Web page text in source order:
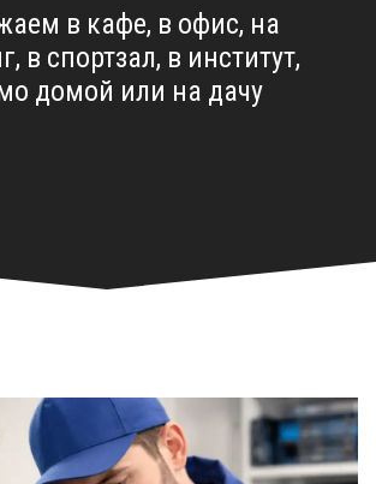
в кафе, в офис, на
в спортзал, в институт,
домой или на дачу